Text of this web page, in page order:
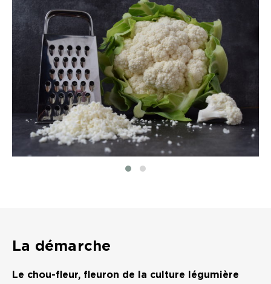
La démarche
Le chou-fleur, fleuron de la culture légumière